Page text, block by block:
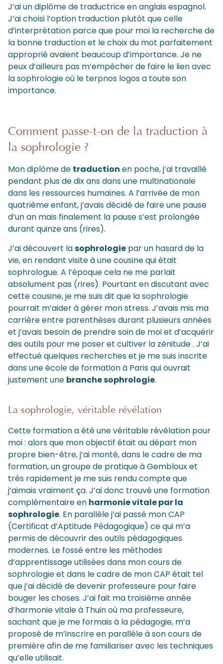
J’ai un diplôme de traductrice en anglais espagnol.
J’ai choisi l’option traduction plutôt que celle
d’interprétation parce que pour moi la recherche de
la bonne traduction et le choix du mot parfaitement
approprié avaient beaucoup d’importance. Je ne
peux d’ailleurs pas m’empêcher de faire le lien avec
la sophrologie où le terpnos logos a toute son
importance.
Comment passe-t-on de la traduction à
la sophrologie ?
Mon diplôme de traduction en poche, j’ai travaillé
pendant plus de dix ans dans une multinationale
dans les ressources humaines. A l’arrivée de mon
quatrième enfant, j’avais décidé de faire une pause
d’un an mais finalement la pause s’est prolongée
durant quinze ans (rires).
J’ai découvert lasophrologie par un hasard de la
vie, en rendant visite à une cousine qui était
sophrologue. A l’époque cela ne me parlait
absolument pas (rires). Pourtant en discutant avec
cette cousine, je me suis dit que la sophrologie
pourrait m’aider à gérer mon stress. J’avais mis ma
carrière entre parenthèses durant plusieurs années
et j’avais besoin de prendre soin de moi et d’acquérir
des outils pour me poser et cultiver la zénitude . J’ai
effectué quelques recherches et je me suis inscrite
dans une école de formation à Paris qui ouvrait
justement une branche sophrologie.
La sophrologie, véritable révélation
Cette formation a été une véritable révélation pour
moi : alors que mon objectif était au départ mon
propre bien-être, j’ai monté, dans le cadre de ma
formation, un groupe de pratique à Gembloux et
très rapidement je me suis rendu compte que
j’aimais vraiment ça. J’ai donc trouvé une formation
complémentaire en harmonie vitale par la
sophrologie. En parallèle j’ai passé mon CAP
(Certificat d’Aptitude Pédagogique) ce qui m’a
permis de découvrir des outils pédagogiques
modernes. Le fossé entre les méthodes
d’apprentissage utilisées dans mon cours de
sophrologie et dans le cadre de mon CAP était tel
que j’ai décidé de devenir professeure pour faire
bouger les choses. J’ai fait ma troisième année
d’harmonie vitale à Thuin où ma professeure,
sachant que je me formais à la pédagogie, m’a
proposé de m’inscrire en parallèle à son cours de
première afin de me familiariser avec les techniques
qu’elle utilisait.